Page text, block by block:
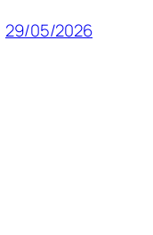
29/05/2026